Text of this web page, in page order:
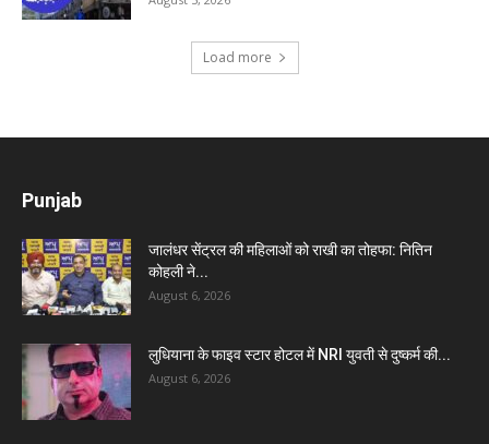
Load more
Punjab
जालंधर सेंट्रल की महिलाओं को राखी का तोहफा: नितिन
कोहली ने...
August 6, 2026
लुधियाना के फाइव स्टार होटल में NRI युवती से दुष्कर्म की...
August 6, 2026